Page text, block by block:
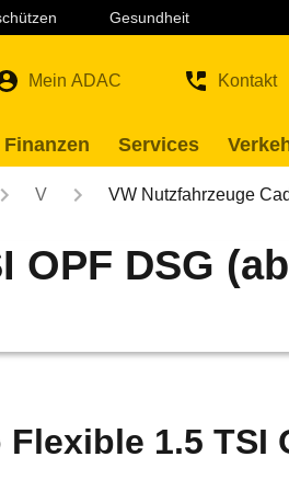
Gesundheit
Mein ADAC Kontakt
Services
V VW Nutzfahrzeuge
DSG
1.5 TSI